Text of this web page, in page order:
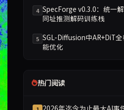
4 SpecForge v0.3.0：统一
同址推测解码训练栈
5 SGL-Diffusion中AR+DiT
能优化
热门阅读
2026年迄今为止最大AI事